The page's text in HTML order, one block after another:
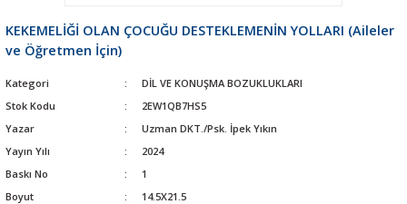
KEKEMELİĞİ OLAN ÇOCUĞU DESTEKLEMENİN YOLLARI (Aileler
ve Öğretmen İçin)
Kategori
DİL VE KONUŞMA BOZUKLUKLARI
Stok Kodu
2EW1QB7HS5
Yazar
Uzman DKT./Psk. İpek Yıkın
Yayın Yılı
2024
Baskı No
1
Boyut
14.5X21.5